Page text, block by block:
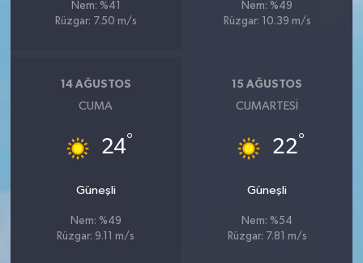
Nem: %41
Rüzgar: 7.50 m/s
Nem: %49
Rüzgar: 10.39 m/s
14 AĞUSTOS
CUMA
24°
Güneşli
Nem: %49
Rüzgar: 9.11 m/s
15 AĞUSTOS
CUMARTESI
22°
Güneşli
Nem: %54
Rüzgar: 7.81 m/s